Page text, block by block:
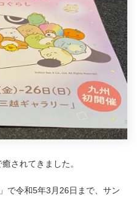
されてきました。
で令和5年3月26日まで、サン